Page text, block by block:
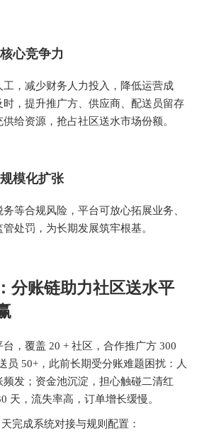
心竞争力
工，减少财务人力投入，降低运营成
，提升推广方、供应商、配送员留存
给资源，抢占社区送水市场份额。
模化扩张
等合规风险，平台可放心拓展业务、
处罚，为长期发展筑牢根基。
分账链助力社区送水平
，覆盖 20 + 社区，合作推广方 300
员 50+，此前长期受分账难题困扰：人
发；资金池沉淀，担心触碰二清红
天，流失率高，订单增长缓慢。
完成系统对接与规则配置：